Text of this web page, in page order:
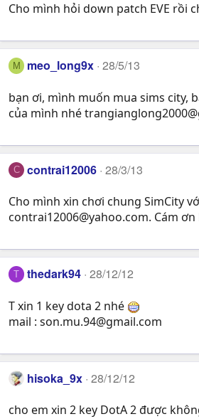
Cho mình hỏi down patch EVE rồi
M meo_long9x 28/5/13
bạn ơi, mình muốn mua sims city,
của mình nhé
C contrai12006 28/3/13
Cho mình xin chơi chung SimCity
contrai12006@yahoo.com. Cám ơn
T thedark94 28/12/12
T xin 1 key dota 2 nhé
mail : son.mu.94@gmail.com
hisoka_9x 28/12/12
cho em xin 2 key DotA 2 được